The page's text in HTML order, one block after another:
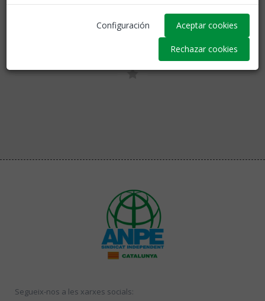
Segueix-nos a les xarxes socials:
Configuración Aceptar cookies
Rechazar cookies